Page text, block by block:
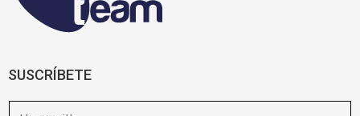
SUSCRÍBETE